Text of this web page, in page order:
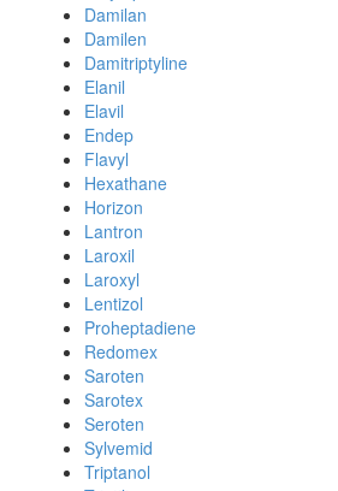
Damilan
Damilen
Damitriptyline
Elanil
Elavil
Endep
Flavyl
Hexathane
Horizon
Lantron
Laroxil
Laroxyl
Lentizol
Proheptadiene
Redomex
Saroten
Sarotex
Seroten
Sylvemid
Triptanol